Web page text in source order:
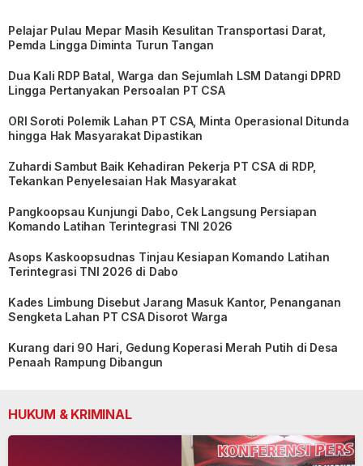
Pelajar Pulau Mepar Masih Kesulitan Transportasi Darat,
Pemda Lingga Diminta Turun Tangan
Dua Kali RDP Batal, Warga dan Sejumlah LSM Datangi DPRD
Lingga Pertanyakan Persoalan PT CSA
ORI Soroti Polemik Lahan PT CSA, Minta Operasional Ditunda
hingga Hak Masyarakat Dipastikan
Zuhardi Sambut Baik Kehadiran Pekerja PT CSA di RDP,
Tekankan Penyelesaian Hak Masyarakat
Pangkoopsau Kunjungi Dabo, Cek Langsung Persiapan
Komando Latihan Terintegrasi TNI 2026
Asops Kaskoopsudnas Tinjau Kesiapan Komando Latihan
Terintegrasi TNI 2026 di Dabo
Kades Limbung Disebut Jarang Masuk Kantor, Penanganan
Sengketa Lahan PT CSA Disorot Warga
Kurang dari 90 Hari, Gedung Koperasi Merah Putih di Desa
Penaah Rampung Dibangun
HUKUM & KRIMINAL